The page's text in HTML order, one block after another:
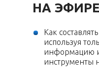
НА ЭФИРЕ
Как
используя
информацию
инструменты